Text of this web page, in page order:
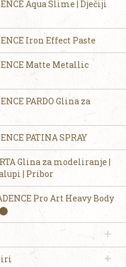
Aqua Slime | Dječiji
Iron Effect Paste
Matte Metallic
PARDO Glina za
PATINA SPRAY
Glina za modeliranje |
| Pribor
Pro Art Heavy Body
⬤